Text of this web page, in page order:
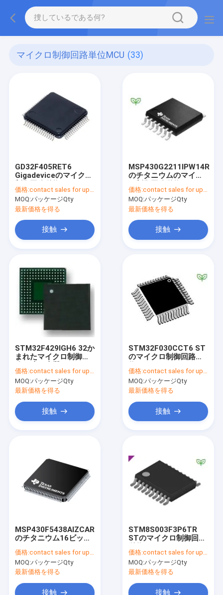
マイクロ制御回路単位MCU (33)
GD32F405RET6
Gigadeviceのマイクロ
かまれた3.3V DC
LQFP-64
価格:contact sales for updated price
MOQ:パッケージQty
最新価格を得る
接触
MSP430G2211IPW14R
のチタニウムのマイク
16ビットMSP430
2.5V/3.3V 14 Pin
TSSOP T/R
価格:contact sales for updated price
MOQ:パッケージQty
最新価格を得る
接触
STM32F429IGH6 32か
まれたマイクロ制御回
2.5V/3.3V 201 Pin
価格:contact sales for updated price
MOQ:パッケージQty
最新価格を得る
接触
STM32F030CCT6 ST
のマイクロ制御回路単
腕の皮質M0 RISC
256KBのフラッシュ
価格:contact sales for updated price
MOQ:パッケージQty
最新価格を得る
接触
MSP430F5438AIZCAR
のチタニウム16ビット
UART/SPI/I2C 113-
NFBGA -4
価格:contact sales for updated price
MOQ:パッケージQty
最新価格を得る
接触
STM8S003F3P6TR
STのマイクロ制御回路
STM8 3.3V/5V 20 Pin
TSSOP T/R
価格:contact sales for updated price
MOQ:パッケージQty
最新価格を得る
接触